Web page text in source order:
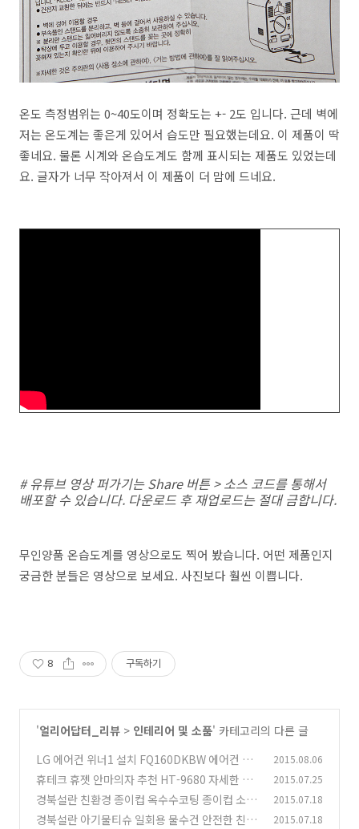
온도 측정범위는 0~40도이며 정확도는 +- 2도 입니다. 근데 벽에
저는 온도계는 좋은게 있어서 습도만 필요했는데요. 이 제품이 딱
좋네요. 물론 시계와 온습도계도 함께 표시되는 제품도 있었는데
요. 글자가 너무 작아져서 이 제품이 더 맘에 드네요.
# 유튜브 영상 퍼가기는 Share 버튼 > 소스 코드를 통해서
배포할 수 있습니다. 다운로드 후 재업로드는 절대 금합니다.
무인양품 온습도계를 영상으로도 찍어 봤습니다. 어떤 제품인지
궁금한 분들은 영상으로 보세요. 사진보다 훨씬 이쁩니다.
8 구독하기
'얼리어답터_리뷰 > 인테리어 및 소품' 카테고리의 다른 글
LG 에어컨 위너1 설치 FQ160DKBW 에어컨 전
기요금
(13)
2015.08.06
휴테크 휴젯 안마의자 추천 HT-9680 자세한 리
뷰
(0)
2015.07.25
경북설란 친환경 종이컵 옥수수코팅 종이컵 소개
(8)
2015.07.18
경북설란 아기물티슈 일회용 물수건 안전한 친환
2015.07.18